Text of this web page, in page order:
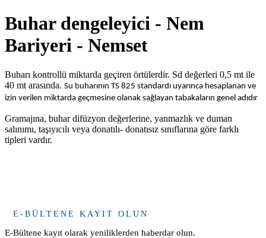
Buhar dengeleyici - Nem
Bariyeri - Nemset
Buharı kontrollü miktarda geçiren örtülerdir. Sd değerleri 0,5 mt ile
40 mt arasında. Su buharının TS 825 standardı uyarınca hesaplanan ve
izin verilen miktarda geçmesine olanak sağlayan tabakaların genel adıdır
Gramajına, buhar difüzyon değerlerine, yanmazlık ve duman
salınımı, taşıyıcılı veya donatılı- donatısız sınıflarına göre farklı
tipleri vardır.
E-BÜLTENE KAYIT OLUN
E-Bültene kayıt olarak yeniliklerden haberdar olun.